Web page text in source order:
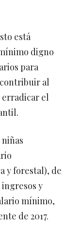
está
digno
para
al
erradicar el
niñas
y forestal), de
y
mínimo,
de 2017.